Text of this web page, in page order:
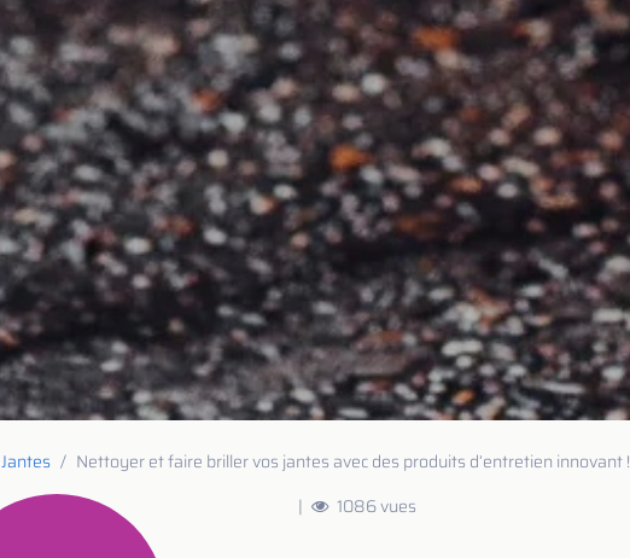
Jantes
Nettoyer et faire briller vos jantes avec des produits d’entretien innovant !
| 1086 vues